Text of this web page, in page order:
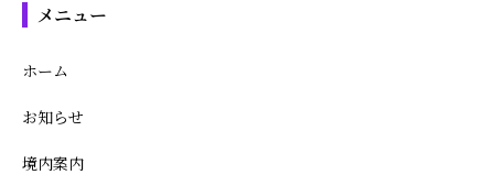
メニュー
ホーム
お知らせ
境内案内